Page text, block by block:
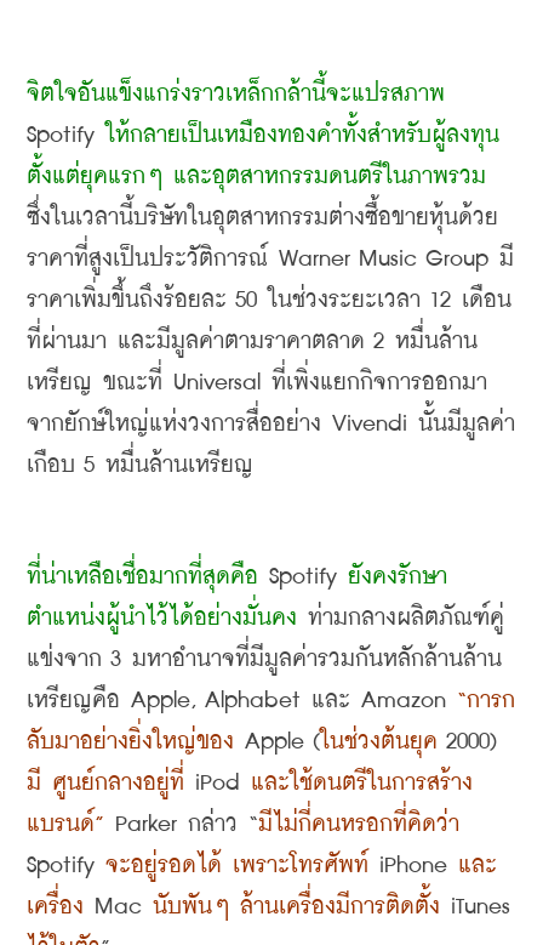
จิตใจอันแข็งแกร่งราวเหล็กกล้านี้จะแปรสภาพ
Spotify
ให้กลายเป็นเหมืองทองคำทั้งสำหรับผู้ลงทุน
ตั้งแต่ยุคแรกๆ และอุตสาหกรรมดนตรีในภาพรวม
ซึ่งในเวลานี้บริษัทในอุตสาหกรรมต่างซื้อขายหุ้นด้วย
ราคาที่สูงเป็นประวัติการณ์ Warner Music Group มี
ราคาเพิ่มขึ้นถึงร้อยละ 50 ในช่วงระยะเวลา 12 เดือน
ที่ผ่านมา และมีมูลค่าตามราคาตลาด 2 หมื่นล้าน
เหรียญ ขณะที่ Universal ที่เพิ่งแยกกิจการออกมา
จากยักษ์ใหญ่แห่งวงการสื่ออย่าง Vivendi นั้นมีมูลค่า
เกือบ 5 หมื่นล้านเหรียญ
ที่น่าเหลือเชื่อมากที่สุดคือ Spotify ยังคงรักษา
ตำแหน่งผู้นำไว้ได้อย่างมั่นคง ท่ามกลางผลิตภัณฑ์คู่
แข่งจาก 3 มหาอำนาจที่มีมูลค่ารวมกันหลักล้านล้าน
เหรียญคือ Apple, Alphabet และ Amazon “การก
ลับมาอย่างยิ่งใหญ่ของ Apple ( ในช่วงต้นยุค
มี ศูนย์กลางอยู่ที่ iPod และใช้ดนตรีในการสร้าง
แบรนด์” Parker กล่าว “มีไม่กี่คนหรอกที่คิดว่า
Spotify จะอยู่รอดได้ เพราะโทรศัพท์ iPhone และ
เครื่อง Mac นับพันๆ ล้านเครื่องมีการติดตั้ง